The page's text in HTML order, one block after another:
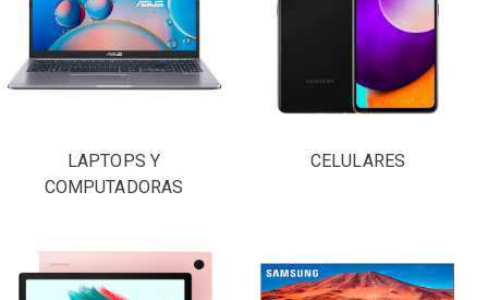
LAPTOPS Y
COMPUTADORAS
CELULARES